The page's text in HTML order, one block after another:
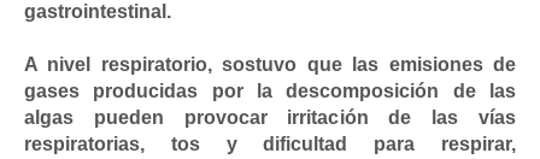
gastrointestinal.
A nivel respiratorio, sostuvo que las emisiones de
gases producidas por la descomposición de las
algas pueden provocar irritación de las vías
respiratorias, tos y dificultad para respirar,